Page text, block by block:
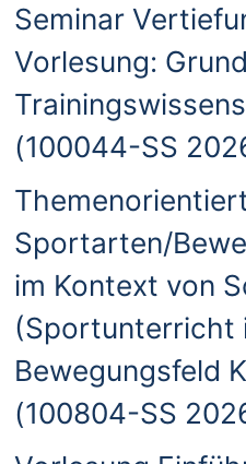
Seminar
Vorlesung:
(100044-SS
Sportarten/
im Kontext von
(Sportunterricht
Bewegungsfeld
(100804-SS